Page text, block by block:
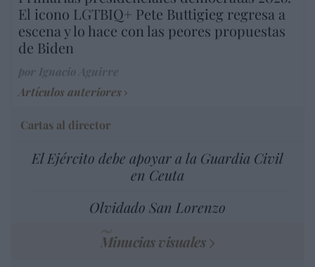
El icono LGTBIQ+ Pete Buttigieg regresa a
escena y lo hace con las peores propuestas
de Biden
Artículos anteriores
Cartas al director
El Ejército debe apoyar a la Guardia Civil
en Ceuta
Olvidado San Lorenzo
Minucias visuales